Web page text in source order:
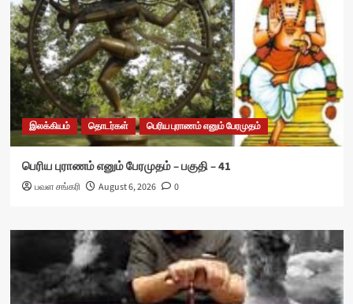
இலக்கியம் தொடர்கள் பெரிய புராணம் எனும் பேரமுதம்
பெரிய புராணம் எனும் பேரமுதம் – பகுதி – 41
பவள சங்கரி August 6, 2026 0